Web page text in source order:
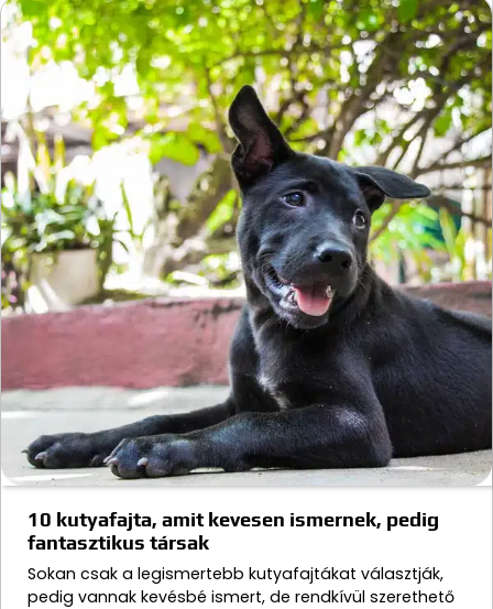
10 kutyafajta, amit kevesen ismernek, pedig
fantasztikus társak
Sokan csak a legismertebb kutyafajtákat választják,
pedig vannak kevésbé ismert, de rendkívül szerethető